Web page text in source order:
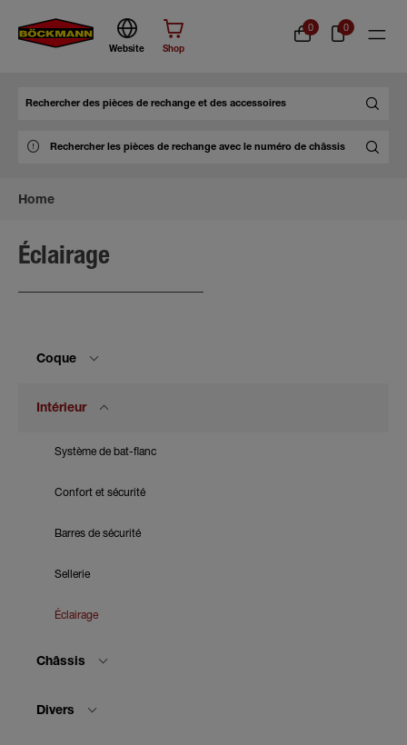
Website Shop
0 0
Home
Éclairage
Coque
Intérieur
Système de bat-flanc
Confort et sécurité
Barres de sécurité
Sellerie
Éclairage
Châssis
Divers